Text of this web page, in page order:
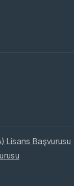
Lisans Başvurusu